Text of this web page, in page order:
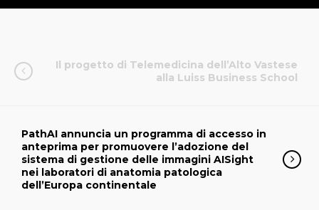
Il progetto di Telemedicina dell’Alto Vastese
alla Luiss Business School
PathAI annuncia un programma di accesso in
anteprima per promuovere l’adozione del
sistema di gestione delle immagini AISight
nei laboratori di anatomia patologica
dell’Europa continentale